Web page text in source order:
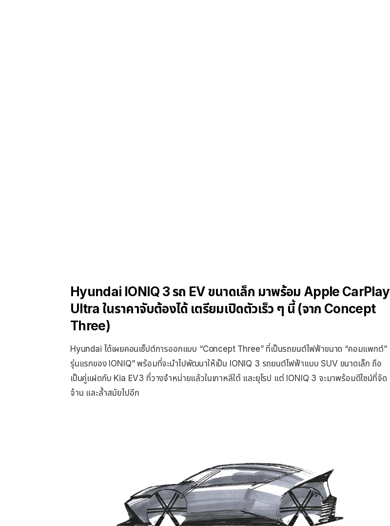
Hyundai IONIQ 3 รถ EV ขนาดเล็ก มาพร้อม Apple CarPlay
Ultra ในราคาจับต้องได้ เตรียมเปิดตัวเร็ว ๆ นี้ (จาก Concept
Three)
Hyundai ได้เผยคอนเซ็ปต์การออกแบบ “Concept Three” ที่เป็นรถยนต์ไฟฟ้าขนาด “คอมแพกต์”
รุ่นแรกของ IONIQ” พร้อมที่จะนำไปพัฒนาให้เป็น IONIQ 3 รถยนต์ไฟฟ้าแบบ SUV ขนาดเล็ก ถือ
เป็นคู่แฝดกับ Kia EV3 ที่วางจำหน่ายแล้วในเกาหลีใต้ และยุโรป แต่ IONIQ 3 จะมาพร้อมดีไซน์ที่จัด
จ้าน และล้ำสมัยไปอีก